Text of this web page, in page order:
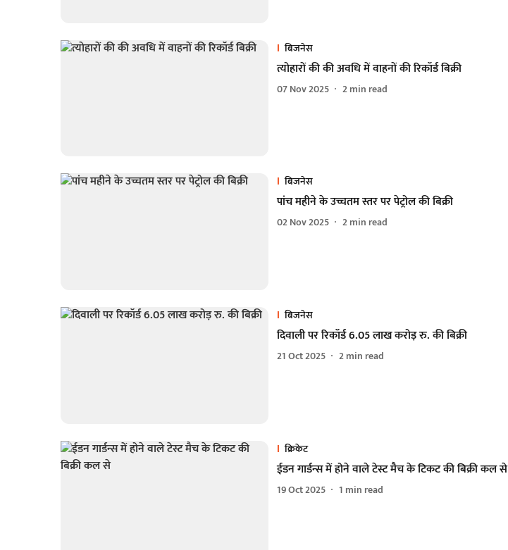
बिजनेस
त्योहारों की की अवधि में वाहनों की रिकॉर्ड बिक्री
07 Nov 2025 2min read
बिजनेस
पांच महीने के उच्चतम स्तर पर पेट्रोल की बिक्री
02 Nov 2025 2min read
बिजनेस
दिवाली पर रिकॉर्ड 6.05 लाख करोड़ रु. की बिक्री
21 Oct 2025 2min read
क्रिकेट
ईडन गार्डन्स में होने वाले टेस्ट मैच के टिकट की बिक्री कल से
19 Oct 2025 1 min read